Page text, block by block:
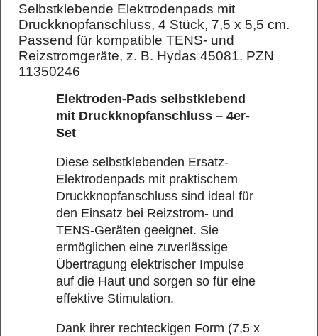
Selbstklebende Elektrodenpads mit
Druckknopfanschluss, 4 Stück, 7,5 x 5,5 cm.
Passend für kompatible TENS- und
Reizstromgeräte, z. B. Hydas 45081. PZN
11350246
Elektroden-Pads selbstklebend
mit Druckknopfanschluss – 4er-
Set
Diese selbstklebenden Ersatz-
Elektrodenpads mit praktischem
Druckknopfanschluss sind ideal für
den Einsatz bei Reizstrom- und
TENS-Geräten geeignet. Sie
ermöglichen eine zuverlässige
Übertragung elektrischer Impulse
auf die Haut und sorgen so für eine
effektive Stimulation.
Dank ihrer rechteckigen Form (7,5 x